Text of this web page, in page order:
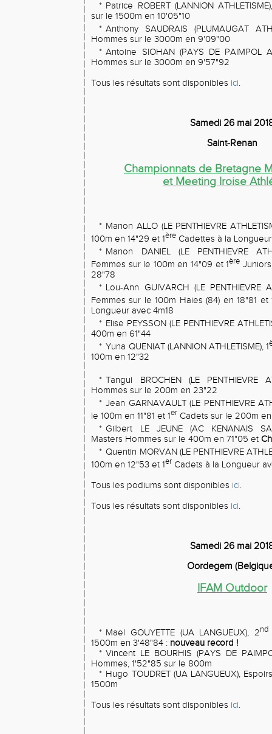
* Patrice ROBERT (LANNION
sur le 1500m en 10'05"10
* Anthony SAUDRAIS (PLUMAUGAT
Hommes sur le 3000m en 9'09"00
* Antoine SIOHAN (PAYS DE PAIMPOL
Hommes sur le 3000m en 9'57"92
Tous les résultats sont disponibles ici.
Samedi 26 mai
Saint-Renan
Championnats de Bretagne
et Meeting Iroise
* Manon ALLO (LE PENTHIEVRE
100m en 14"29 et 1ère Cadettes à la
* Manon DANIEL (LE PENTHIEVRE
Femmes sur le 100m en 14"09 et 1ère
28"78
* Lou-Ann GUIVARCH (LE PENTHIEVRE
Femmes sur le 100m Haies (84) en 18"81 et
Longueur avec 4m18
* Elise PEYSSON (LE PENTHIEVRE
400m en 61"44
* Yuna QUENIAT (LANNION ATHLETISME), 1
100m en 12"32
* Tangui BROCHEN (LE PENTHIEVRE
Hommes sur le 200m en 23"22
* Jean GARNAVAULT (LE PENTHIEVRE
le 100m en 11"81 et 1er Cadets sur le 200m
* Gilbert LE JEUNE (AC KENANAIS
Masters Hommes sur le 400m en 71"05 et
* Quentin MORVAN (LE PENTHIEVRE
100m en 12"53 et 1er Cadets à la Longueur
Tous les podiums sont disponibles ici.
Tous les résultats sont disponibles ici.
Samedi 26 mai
Oordegem
IFAM Outdoor
* Mael GOUYETTE (UA LANGUEUX), 2nd
1500m en 3'48"84 : nouveau record !
* Vincent LE BOURHIS (PAYS DE
Hommes, 1'52"85 sur le 800m
* Hugo TOUDRET (UA LANGUEUX),
1500m
Tous les résultats sont disponibles ici.